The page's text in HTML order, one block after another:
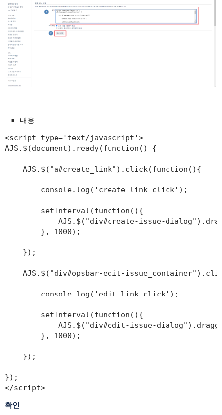
내용
<script type='text/javascript'>
AJS.$(document).ready(function() {
    AJS.$("a#create_link").click(function(){
        console.log('create link click');
        setInterval(function(){
AJS.$("div#create-issue-
        }, 1000);
    });
AJS.$("div#opsbar-edit-
        console.log('edit link click');
        setInterval(function(){
AJS.$("div#edit-issue-
        }, 1000);
    });
});
</script>
확인